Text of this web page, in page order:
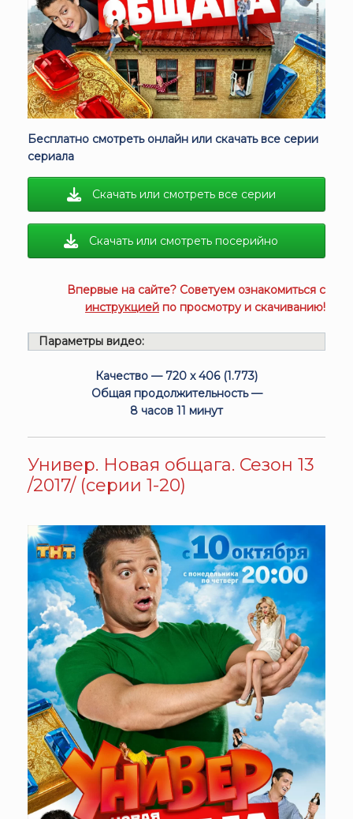
Бесплатно смотреть онлайн или скачать все серии
сериала
Скачать или смотреть все серии
Скачать или смотреть посерийно
Впервые на сайте? Советуем ознакомиться с
инструкцией по просмотру и скачиванию!
Параметры видео:
Качество — 720 x 406 (1.773)
Общая продолжительность —
8 часов 11 минут
Универ. Новая общага. Сезон 13
/2017/ (серии 1-20)